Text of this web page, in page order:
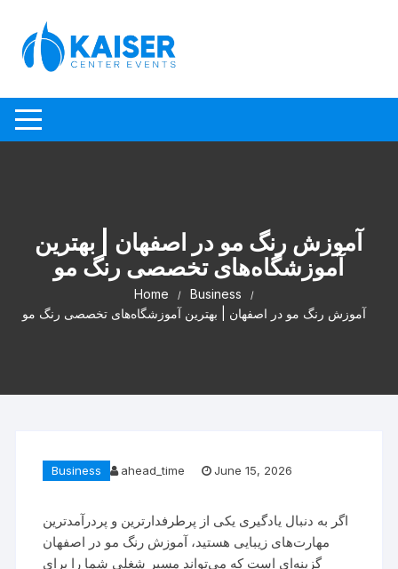
آموزش رنگ مو در اصفهان | بهترین
آموزشگاه‌های تخصصی رنگ مو
Home
Business
آموزش رنگ مو در اصفهان | بهترین آموزشگاه‌های تخصصی رنگ مو
Business ahead_time June 15, 2026
اگر به دنبال یادگیری یکی از پرطرفدارترین و پردرآمدترین
مهارت‌های زیبایی هستید، آموزش رنگ مو در اصفهان
گزینه‌ای است که می‌تواند مسیر شغلی شما را برای